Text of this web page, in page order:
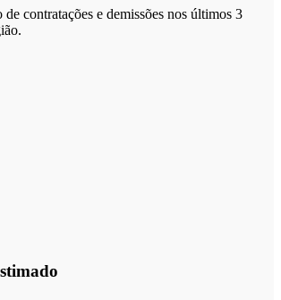
contratações e demissões nos últimos 3